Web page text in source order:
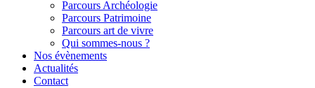
Parcours Archéologie
Parcours Patrimoine
Parcours art de vivre
Qui sommes-nous ?
Nos évènements
Actualités
Contact